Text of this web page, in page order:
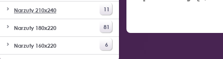
Narzuty 210x240 11
Narzuty 180x220 81
Narzuty 160x220 6